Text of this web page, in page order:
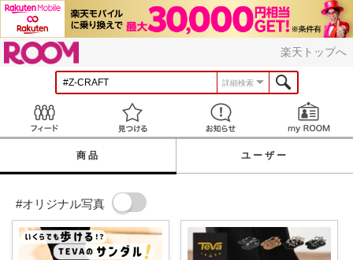
楽天トップへ
詳細検索
見つける お知らせ
商品 ユーザー
#オリジナル写真